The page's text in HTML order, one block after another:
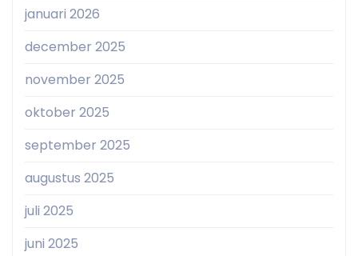
januari 2026
december 2025
november 2025
oktober 2025
september 2025
augustus 2025
juli 2025
juni 2025